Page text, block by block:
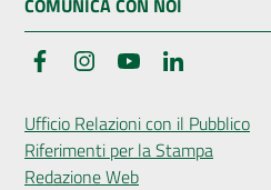
FacebookInstagramYouTube
Ufficio Relazioni con il Pubblico
Riferimenti per la Stampa
Redazione Web